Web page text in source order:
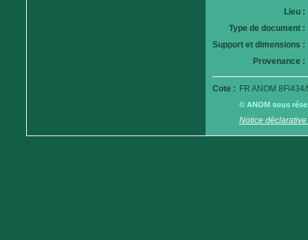
Lieu :
Type de document :
Support et dimensions :
Provenance :
Cote : FR ANOM
© ANOM sous
Notice